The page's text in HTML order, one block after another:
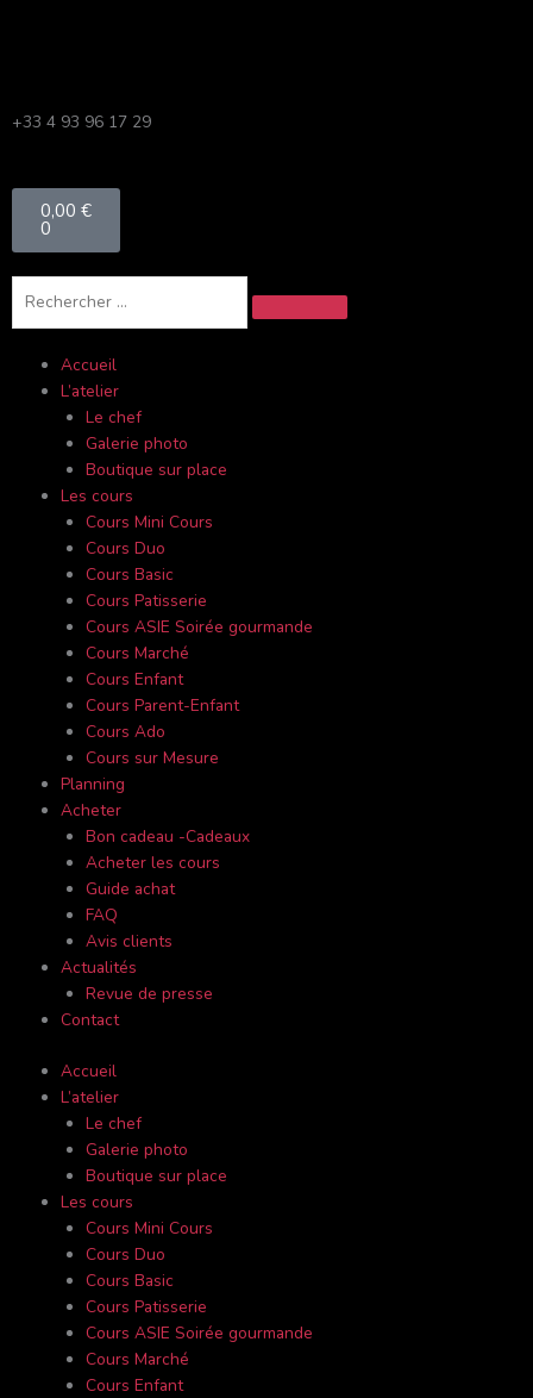
+33 4 93 96 17 29
0,00 €
0
Panier
Accueil
L’atelier
Le chef
Galerie photo
Boutique sur place
Les cours
Cours Mini Cours
Cours Duo
Cours Basic
Cours Patisserie
Cours ASIE Soirée gourmande
Cours Marché
Cours Enfant
Cours Parent-Enfant
Cours Ado
Cours sur Mesure
Planning
Acheter
Bon cadeau -Cadeaux
Acheter les cours
Guide achat
FAQ
Avis clients
Actualités
Revue de presse
Contact
Accueil
L’atelier
Le chef
Galerie photo
Boutique sur place
Les cours
Cours Mini Cours
Cours Duo
Cours Basic
Cours Patisserie
Cours ASIE Soirée gourmande
Cours Marché
Cours Enfant